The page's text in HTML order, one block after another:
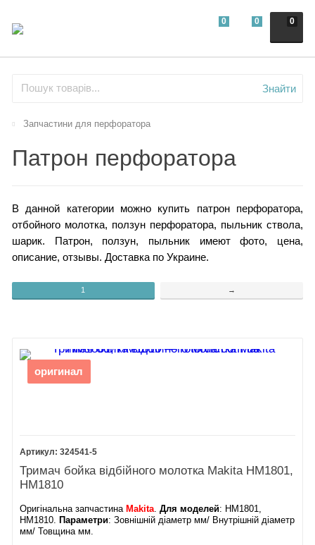
0
0 0
Знайти
Запчастини для перфоратора
Патрон перфоратора
В данной категории можно купить патрон перфоратора,
отбойного молотка, ползун перфоратора, пыльник ствола,
шарик. Патрон, ползун, пыльник имеют фото, цена,
описание, отзывы. Доставка по Украине.
1 →
оригинал
324541-5
Тримач бойка відбійного молотка Makita HM1801,
HM1810
Оригінальна запчастина Makita.Для моделей: HM1801,
HM1810. Параметри: Зовнішній діаметр мм/ Внутрішній діаметр
мм/ Товщина мм.